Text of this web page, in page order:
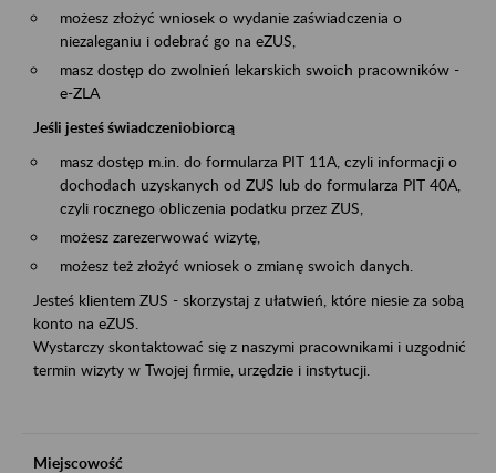
możesz złożyć wniosek o wydanie zaświadczenia o
niezaleganiu i odebrać go na eZUS,
masz dostęp do zwolnień lekarskich swoich pracowników -
e-ZLA
Jeśli jesteś świadczeniobiorcą
masz dostęp m.in. do formularza PIT 11A, czyli informacji o
dochodach uzyskanych od ZUS lub do formularza PIT 40A,
czyli rocznego obliczenia podatku przez ZUS,
możesz zarezerwować wizytę,
możesz też złożyć wniosek o zmianę swoich danych.
Jesteś klientem ZUS - skorzystaj z ułatwień, które niesie za sobą
konto na eZUS.
Wystarczy skontaktować się z naszymi pracownikami i uzgodnić
termin wizyty w Twojej firmie, urzędzie i instytucji.
Miejscowość